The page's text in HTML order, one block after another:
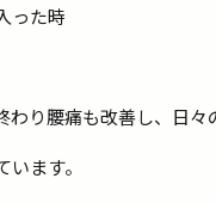
った時
わり腰痛も改善し、日
ます。